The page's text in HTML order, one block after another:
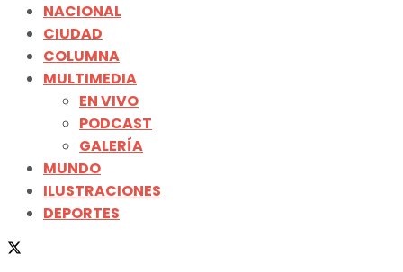
NACIONAL
CIUDAD
COLUMNA
MULTIMEDIA
EN VIVO
PODCAST
GALERÍA
MUNDO
ILUSTRACIONES
DEPORTES